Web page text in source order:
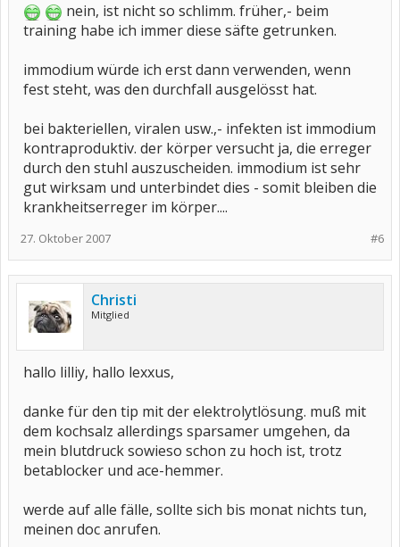
nein, ist nicht so schlimm. früher,- beim
training habe ich immer diese säfte getrunken.
immodium würde ich erst dann verwenden, wenn
fest steht, was den durchfall ausgelösst hat.
bei bakteriellen, viralen usw.,- infekten ist immodium
kontraproduktiv. der körper versucht ja, die erreger
durch den stuhl auszuscheiden. immodium ist sehr
gut wirksam und unterbindet dies - somit bleiben die
krankheitserreger im körper....
#6
27. Oktober 2007
Christi
Mitglied
hallo lilliy, hallo lexxus,
danke für den tip mit der elektrolytlösung. muß mit
dem kochsalz allerdings sparsamer umgehen, da
mein blutdruck sowieso schon zu hoch ist, trotz
betablocker und ace-hemmer.
werde auf alle fälle, sollte sich bis monat nichts tun,
meinen doc anrufen.